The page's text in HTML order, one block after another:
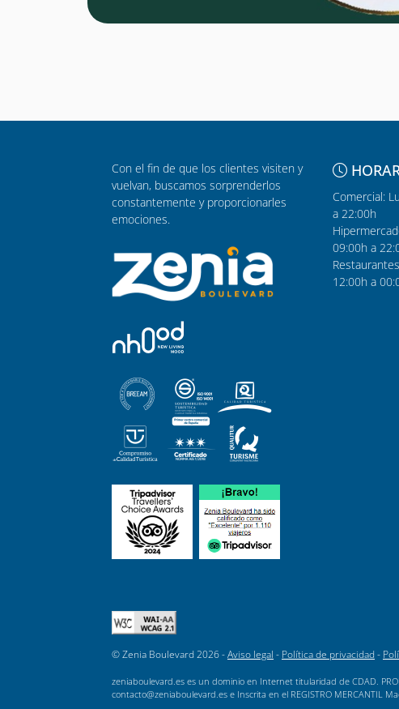
Con el fin de que los clientes visiten y
vuelvan, buscamos sorprenderlos
constantemente y proporcionarles
emociones.
Comercial:
a 22:00h
09:00h a
12:00h a
© Zenia Boulevard 2026 -Aviso legal - Política de privacidad-
zeniaboulevard.es es un dominio en Internet titularidad de CDAD.
contacto@zeniaboulevard.es e Inscrita en el REGISTRO MERCANTIL